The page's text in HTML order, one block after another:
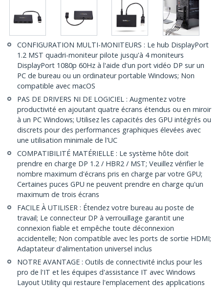
CONFIGURATION MULTI-MONITEURS : Le hub DisplayPort
1.2 MST quadri-moniteur pilote jusqu'à 4 moniteurs
DisplayPort 1080p 60Hz à l'aide d'un port vidéo DP sur un
PC de bureau ou un ordinateur portable Windows; Non
compatible avec macOS
PAS DE DRIVERS NI DE LOGICIEL : Augmentez votre
productivité en ajoutant quatre écrans étendus ou en miroir
à un PC Windows; Utilisez les capacités des GPU intégrés ou
discrets pour des performances graphiques élevées avec
une utilisation minimale de l'UC
COMPATIBILITÉ MATÉRIELLE : Le système hôte doit
prendre en charge DP 1.2 / HBR2 / MST; Veuillez vérifier le
nombre maximum d'écrans pris en charge par votre GPU;
Certaines puces GPU ne peuvent prendre en charge qu'un
maximum de trois écrans
FACILE À UTILISER : Étendez votre bureau au poste de
travail; Le connecteur DP à verrouillage garantit une
connexion fiable et empêche toute déconnexion
accidentelle; Non compatible avec les ports de sortie HDMI;
Adaptateur d'alimentation universel inclus
NOTRE AVANTAGE : Outils de connectivité inclus pour les
pro de l'IT et les équipes d'assistance IT avec Windows
Layout Utility qui restaure l'emplacement des applications